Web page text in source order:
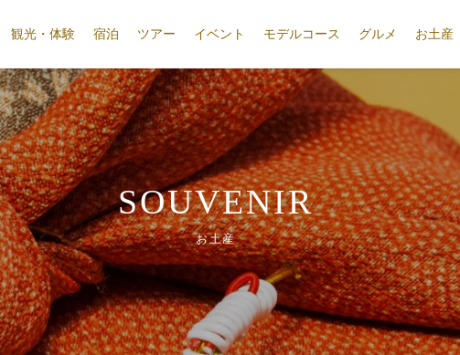
観光・体験 宿泊 ツアー イベント モデルコース グルメ お土産
SOUVENIR
お土産